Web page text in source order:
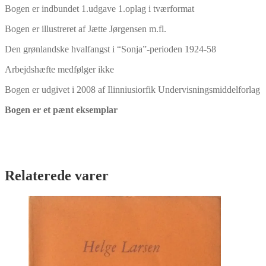
Bogen er indbundet 1.udgave 1.oplag i tværformat
Bogen er illustreret af Jætte Jørgensen m.fl.
Den grønlandske hvalfangst i “Sonja”-perioden 1924-58
Arbejdshæfte medfølger ikke
Bogen er udgivet i 2008 af Ilinniusiorfik Undervisningsmiddelforlag
Bogen er et pænt eksemplar
Relaterede varer